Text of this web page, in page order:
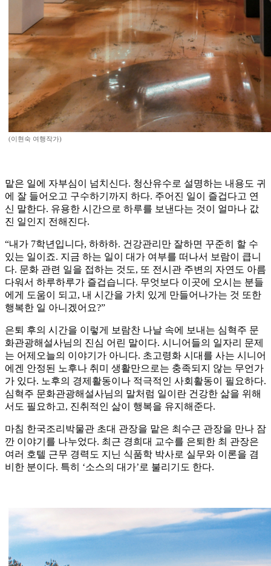
(이현숙 여행작가)
맡은 일에 자부심이 넘치신다. 청산유수로 설명하는 내용도 귀
에 잘 들어오고 구수하기까지 하다. 주어진 일이 즐겁다고 연
신 말한다. 유용한 시간으로 하루를 보낸다는 것이 얼마나 값
진 일인지 전해진다.
“내가 7학년입니다, 하하하. 건강관리만 잘하면 꾸준히 할 수
있는 일이죠. 지금 하는 일이 대가 여부를 떠나서 보람이 큽니
다. 문화 관련 일을 접하는 것도, 또 전시관 주변의 자연도 아름
다워서 하루하루가 즐겁습니다. 무엇보다 이곳에 오시는 분들
에게 도움이 되고, 내 시간을 가치 있게 만들어나가는 것 또한
행복한 일 아니겠어요?”
은퇴 후의 시간을 이렇게 보람찬 나날 속에 보내는 심혁주 문
화관광해설사님의 진심 어린 말이다. 시니어들의 일자리 문제
는 어제오늘의 이야기가 아니다. 초고령화 시대를 사는 시니어
에겐 안정된 노후나 취미 생활만으로는 충족되지 않는 무언가
가 있다. 노후의 경제활동이나 적극적인 사회활동이 필요하다.
심혁주 문화관광해설사님의 말처럼 일이란 건강한 삶을 위해
서도 필요하고, 진취적인 삶이 행복을 유지해준다.
마침 한국조리박물관 초대 관장을 맡은 최수근 관장을 만나 잠
깐 이야기를 나누었다. 최근 경희대 교수를 은퇴한 최 관장은
여러 호텔 근무 경력도 지닌 식품학 박사로 실무와 이론을 겸
비한 분이다. 특히 ‘소스의 대가’로 불리기도 한다.